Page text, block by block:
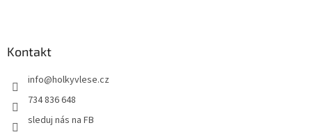
Kontakt
info@holkyvlese.cz
734 836 648
sleduj nás na FB